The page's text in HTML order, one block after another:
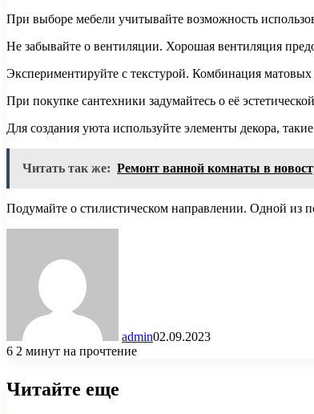
При выборе мебели учитывайте возможность
Не забывайте о вентиляции. Хорошая вентиляция
Экспериментируйте с текстурой. Комбинация
При покупке сантехники задумайтесь о её
Для создания уюта используйте элементы декора,
Читать так же: Ремонт ванной комнаты в
Подумайте о стилистическом направлении. Одной из
admin02.09.2023
6 2 минут на прочтение
Читайте еще